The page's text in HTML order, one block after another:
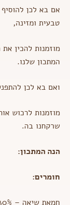
אם בא לכן
טבעית ומזינה,
מוזמנות להכין
המתכון שלנו.
ואם בא לכן
מוזמנות לרכוש
שרקחנו בה.
הנה המתכון:
חומרים:
חמאת שיאה – 30%